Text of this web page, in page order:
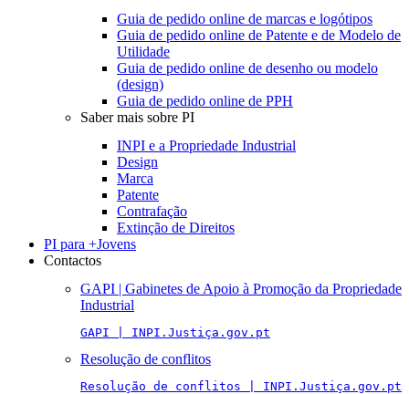
Guia de pedido online de marcas e logótipos
Guia de pedido online de Patente e de Modelo de
Utilidade
Guia de pedido online de desenho ou modelo
(design)
Guia de pedido online de PPH
Saber mais sobre PI
INPI e a Propriedade Industrial
Design
Marca
Patente
Contrafação
Extinção de Direitos
PI para +Jovens
Contactos
GAPI | Gabinetes de Apoio à Promoção da Propriedade
Industrial
GAPI | INPI.Justiça.gov.pt
Resolução de conflitos
Resolução de conflitos | INPI.Justiça.gov.pt